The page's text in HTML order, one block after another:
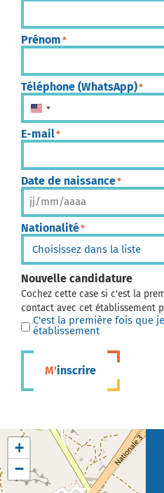
Prénom *
Téléphone (WhatsApp)*
États-Unis +1
E-mail*
Date de naissance*
Nationalité*
Nouvelle candidature
Cochez cette case si c'est la
contact avec cet établissement
C'est la première fois que
établissement
M'inscrire
+
−